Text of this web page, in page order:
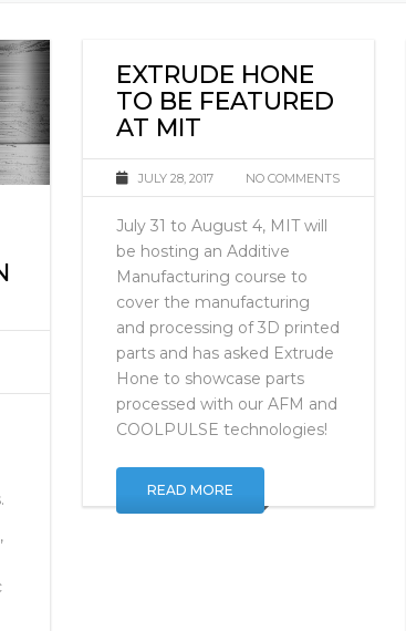
EXTRUDE HONE
TO BE FEATURED
AT MIT
July 31 to August 4, MIT will
be hosting an Additive
Manufacturing course to
cover the manufacturing
and processing of 3D printed
parts and has asked Extrude
Hone to showcase parts
processed with our AFM and